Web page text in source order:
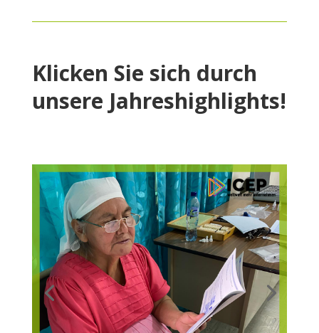
Klicken Sie sich durch
unsere Jahreshighlights!